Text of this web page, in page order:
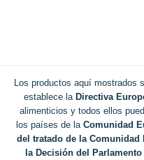
Los productos aquí mostrados
establece la Directiva
alimenticios y todos ellos
los países de la Comunidad
del tratado de la
la Decisión del